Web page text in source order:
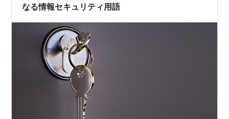
番組（ぬかるみの世界）からのようです。昭和時代に大
なる情報セキュリティ用語